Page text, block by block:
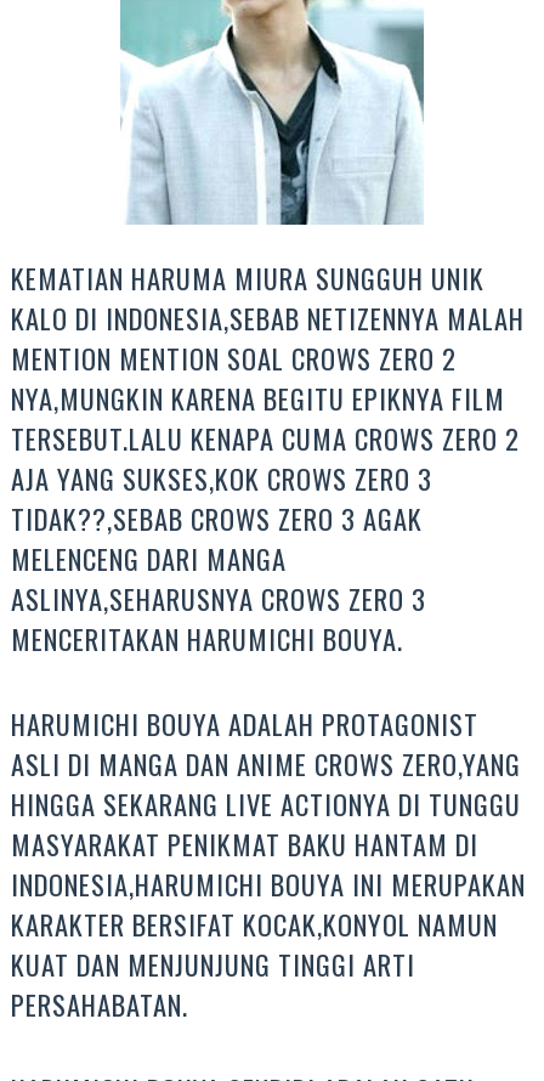
KEMATIAN HARUMA MIURA SUNGGUH UNIK
KALO DI INDONESIA,SEBAB NETIZENNYA MALAH
MENTION MENTION SOAL CROWS ZERO 2
NYA,MUNGKIN KARENA BEGITU EPIKNYA FILM
TERSEBUT.LALU KENAPA CUMA CROWS ZERO 2
AJA YANG SUKSES,KOK CROWS ZERO 3
TIDAK??,SEBAB CROWS ZERO 3 AGAK
MELENCENG DARI MANGA
ASLINYA,SEHARUSNYA CROWS ZERO 3
MENCERITAKAN HARUMICHI BOUYA.
HARUMICHI BOUYA ADALAH PROTAGONIST
ASLI DI MANGA DAN ANIME CROWS ZERO,YANG
HINGGA SEKARANG LIVE ACTIONYA DI TUNGGU
MASYARAKAT PENIKMAT BAKU HANTAM DI
INDONESIA,HARUMICHI BOUYA INI MERUPAKAN
KARAKTER BERSIFAT KOCAK,KONYOL NAMUN
KUAT DAN MENJUNJUNG TINGGI ARTI
PERSAHABATAN.